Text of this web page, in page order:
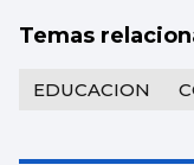
Temas
EDUCACION